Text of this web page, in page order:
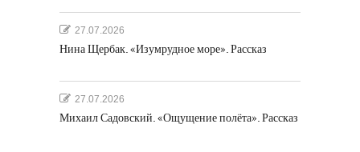
27.07.2026
Нина Щербак. «Изумрудное море». Рассказ
27.07.2026
Михаил Садовский. «Ощущение полёта». Рассказ